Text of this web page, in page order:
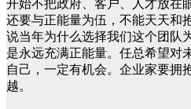
开始不把政府、客户、人才放在
还要与正能量为伍，不能天天和
说当年为什么选择我们这个团队
是永远充满正能量。任总希望对
自己，一定有机会。企业家要拥
越。